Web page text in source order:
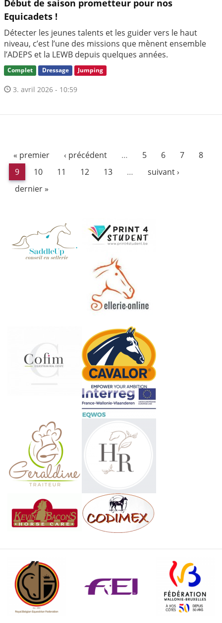
Début de saison prometteur pour nos
Equicadets !
Détecter les jeunes talents et les guider vers le haut
niveau, c’est l’une des missions que mènent ensemble
l’ADEPS et la LEWB depuis quelques années.
Complet Dressage Jumping
3. avril 2026 - 10:59
« premier ‹ précédent … 5 6 7
8
9
10 11 12 13 …
suivant ›
dernier »